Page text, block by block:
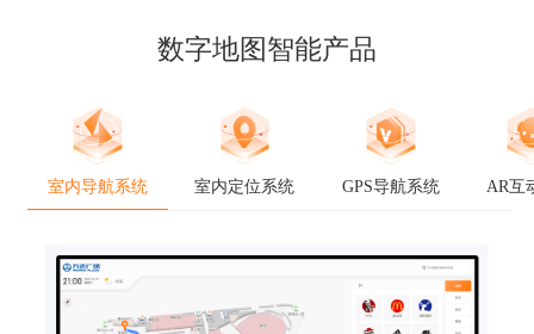
数字地图智能产品
室内导航系统 室内定位系统 GPS导航系统 AR互